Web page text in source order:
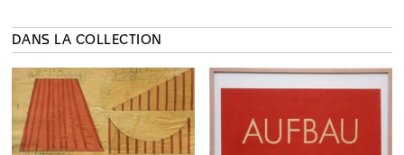
DANS LA COLLECTION